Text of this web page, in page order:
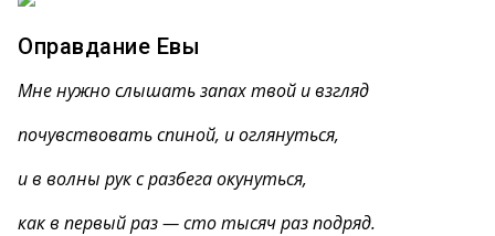
Оправдание Евы
Мне нужно слышать запах твой и взгляд
почувствовать спиной, и оглянуться,
и в волны рук с разбега окунуться,
как в первый раз — сто тысяч раз подряд.